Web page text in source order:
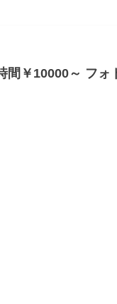
間￥10000～ フォ